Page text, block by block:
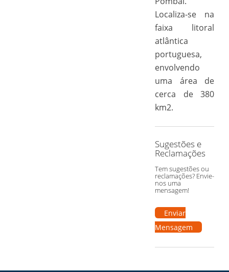
Localiza-se na
faixa litoral
atlântica
portuguesa,
envolvendo
uma área de
cerca de 380
km2.
Sugestões e
Reclamações
Tem sugestões ou
reclamações? Envie-
nos uma
mensagem!
Enviar
Mensagem